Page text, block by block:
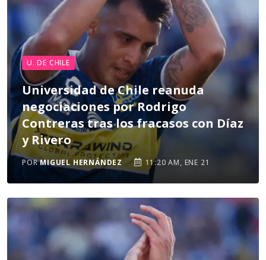
U. DE CHILE
Universidad de Chile reanuda
negociaciones por Rodrigo
Contreras tras los fracasos con Díaz
y Rivero
PORMIGUEL HERNÁNDEZ 11:20 AM, ENE 21